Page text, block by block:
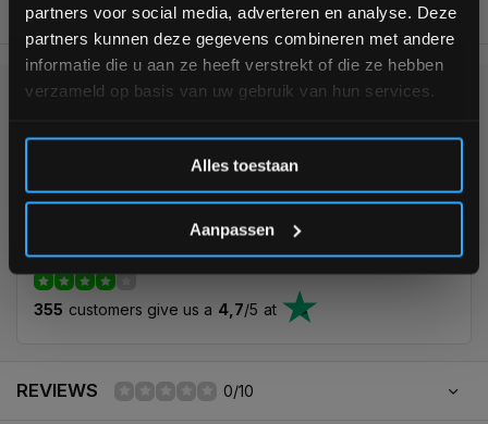
partners voor social media, adverteren en analyse. Deze
partners kunnen deze gegevens combineren met andere
informatie die u aan ze heeft verstrekt of die ze hebben
verzameld op basis van uw gebruik van hun services.
Alles toestaan
Aanpassen
BESCHRIJVING
+31 (0)24 645 1309
355 customers give us a 4,7/5 at
REVIEWS 0/10
aankoop! 😀
Inschrijven
*Verzendkosten vallen buiten de korting